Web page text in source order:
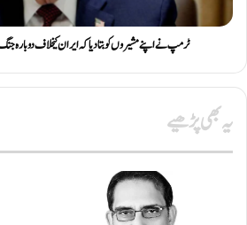
ٹرمپ نے اپنے مشیروں کو بتا دیا کہ ایران کیخلاف دوبارہ
یہ بھی پڑھیے